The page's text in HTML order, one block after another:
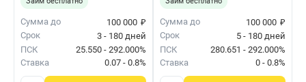
Сумма до 100 000 ₽
Срок
3 - 180 дней
ПСК
25.550 - 292.000%
Ставка
0.07 - 0.8%
Сумма до 100 000 ₽
Срок
5 - 180 дней
ПСК
280.651 - 292.000%
Ставка
0 - 0.8%